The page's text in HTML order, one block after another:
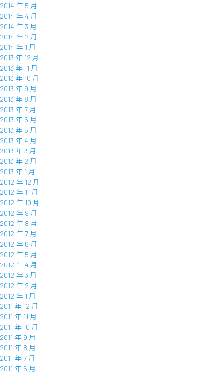
2014 年 5 月
2014 年 4 月
2014 年 3 月
2014 年 2 月
2014 年 1 月
2013 年 12 月
2013 年 11 月
2013 年 10 月
2013 年 9 月
2013 年 8 月
2013 年 7 月
2013 年 6 月
2013 年 5 月
2013 年 4 月
2013 年 3 月
2013 年 2 月
2013 年 1 月
2012 年 12 月
2012 年 11 月
2012 年 10 月
2012 年 9 月
2012 年 8 月
2012 年 7 月
2012 年 6 月
2012 年 5 月
2012 年 4 月
2012 年 3 月
2012 年 2 月
2012 年 1 月
2011 年 12 月
2011 年 11 月
2011 年 10 月
2011 年 9 月
2011 年 8 月
2011 年 7 月
2011 年 6 月